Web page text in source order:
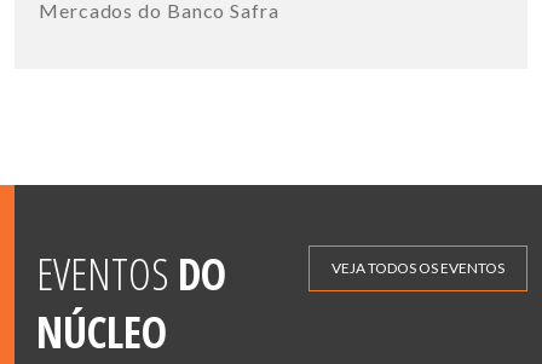
Mercados do Banco Safra
EVENTOS DO
NÚCLEO
VEJA TODOS OS EVENTOS